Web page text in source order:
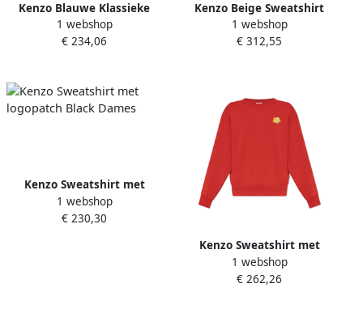
Kenzo Blauwe Klassieke
Crest Hoodie voor Vrouwen
Blue Dames
1 webshop
€ 234,06
Kenzo Beige Sweatshirt
Damesmode Beige Dames
1 webshop
€ 312,55
Kenzo Sweatshirt met
logopatch Black Dames
1 webshop
€ 230,30
Kenzo Sweatshirt met
geborduurd logo Red
Dames
1 webshop
€ 262,26